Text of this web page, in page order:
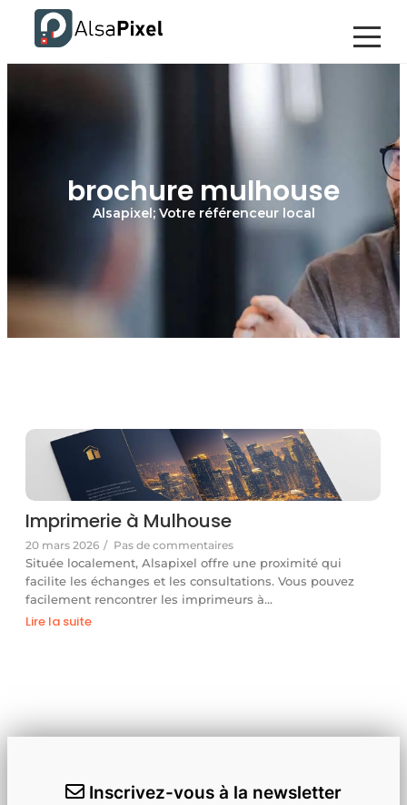
brochure mulhouse
Alsapixel; Votre référenceur local
Imprimerie à Mulhouse
20 mars 2026 / Pas de commentaires
Située localement, Alsapixel offre une proximité qui
facilite les échanges et les consultations. Vous pouvez
facilement rencontrer les imprimeurs à…
Lire la suite
Inscrivez-vous à la newsletter